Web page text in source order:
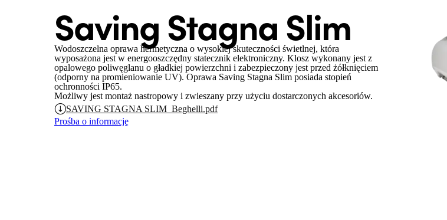
Saving Stagna Slim
Wodoszczelna oprawa hermetyczna o wysokiej skuteczności świetlnej, która
wyposażona jest w energooszczędny statecznik elektroniczny. Klosz wykonany jest z
opalowego poliwęglanu o gładkiej powierzchni i zabezpieczony jest przed żółknięciem
(odporny na promieniowanie UV). Oprawa Saving Stagna Slim posiada stopień
ochronności IP65.
Możliwy jest montaż nastropowy i zwieszany przy użyciu dostarczonych akcesoriów.
SAVING STAGNA SLIM_Beghelli.pdf
Prośba o informację